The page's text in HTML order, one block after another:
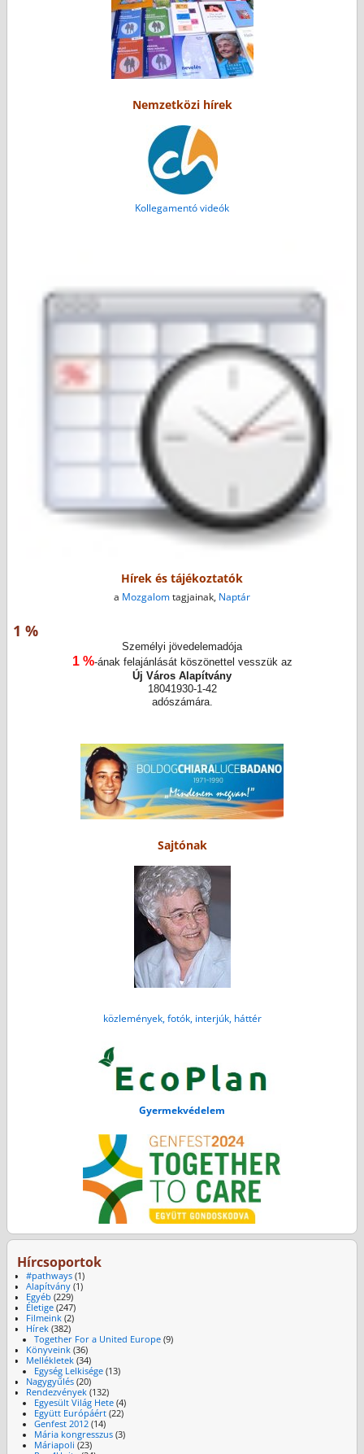
Nemzetközi hírek
Kollegamentó videók
Hírek és tájékoztatók
a Mozgalomtagjainak, Naptár
1 %
Személyi jövedelemadója
1 %-ának felajánlását köszönettel vesszük az
Új Város Alapítvány
18041930-1-42
adószámára.
Sajtónak
közlemények, fotók, interjúk, háttér
Gyermekvédelem
Hírcsoportok
#pathways(1)
Alapítvány(1)
Egyéb (229)
Életige(247)
Filmeink(2)
Hírek(382)
Together For a United Europe (9)
Könyveink(36)
Mellékletek(34)
Egység Lelkisége (13)
Nagygyűlés(20)
Rendezvények(132)
Egyesült Világ Hete (4)
Együtt Európáért (22)
Genfest 2012 (14)
Mária kongresszus (3)
Máriapoli (23)